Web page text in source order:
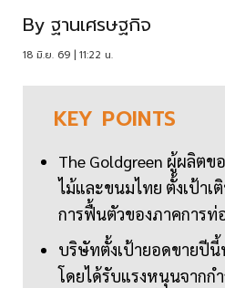
By ฐานเศรษฐกิจ
18 มิ.ย. 69 | 11:22 น.
KEY POINTS
The Goldgreen ผู้ผลิตข
ไม้และขนมไทย ตั้งเป้าเ
การฟื้นตัวของภาคการท่
บริษัทตั้งเป้ายอดขายปี
โดยได้รับแรงหนุนจากก